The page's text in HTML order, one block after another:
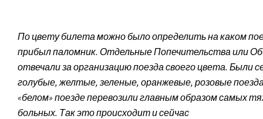
По цвету билета можно было определить на каком
прибыл паломник. Отдельные Попечительства или
отвечали за организацию поезда своего цвета. Были
голубые, желтые, зеленые, оранжевые, розовые
«белом» поезде перевозили главным образом самых
больных. Так это происходит и сейчас